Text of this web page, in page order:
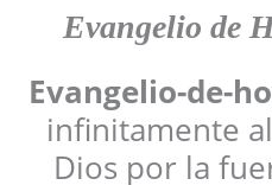
Evangelio de
Evangelio-de-
infinitamente
Dios por la